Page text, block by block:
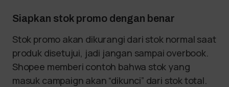
Siapkan stok promo dengan benar
Stok promo akan dikurangi dari stok normal saat
produk disetujui, jadi jangan sampai overbook.
Shopee memberi contoh bahwa stok yang
masuk campaign akan “dikunci” dari stok total.